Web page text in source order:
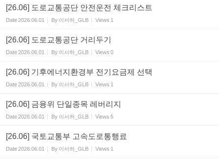
[26.06] 도로교통공단 안전운전 체크리스트
Date2026.06.01 By 이서하_GLB Views 1
[26.06] 도로교통공단 거리두기
Date2026.06.01 By 이서하_GLB Views 0
[26.06] 기후에너지환경부 전기요금제 선택
Date2026.06.01 By 이서하_GLB Views 1
[26.06] 금융위 단일종목 레버리지
Date2026.06.01 By 이서하_GLB Views 5
[26.06] 국토교통부 고속도로통행료
Date2026.06.01 By 이서하_GLB Views 1